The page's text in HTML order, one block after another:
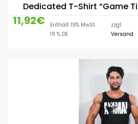
Dedicated T-Shirt “Game
11,92€
Enthält 19% MwSt.
19 % DE
zzgl.
Versand